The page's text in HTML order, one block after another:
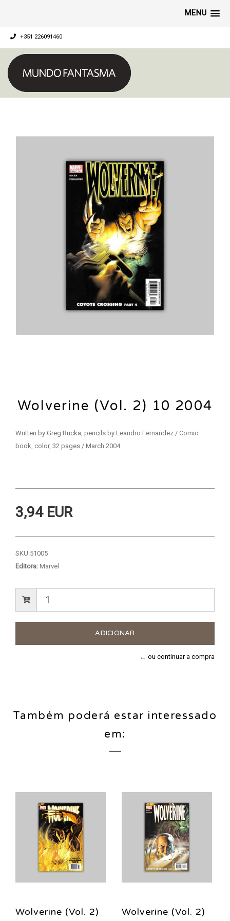
MENU
+351 226091460
Wolverine (Vol. 2) 10 2004
Written by Greg Rucka, pencils by Leandro Fernandez / Comic
book, color, 32 pages / March 2004
3,94 EUR
SKU:51005
Editora: Marvel
← ou continuar a compra
Também poderá estar interessado
em:
Wolverine (Vol. 2)
Wolverine (Vol. 2)